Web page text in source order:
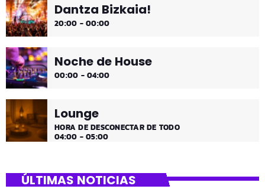
Dantza Bizkaia!
20:00 - 00:00
Noche de House
00:00 - 04:00
Lounge
HORA DE DESCONECTAR DE TODO
04:00 - 05:00
ÚLTIMAS NOTICIAS